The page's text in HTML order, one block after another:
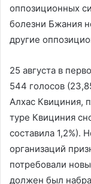
оппозиционных
болезни Бжания
другие
25 августа в
544 голосов
Алхас Квициния,
туре Квициния
составила 1,2%).
организаций
потребовали
должен был